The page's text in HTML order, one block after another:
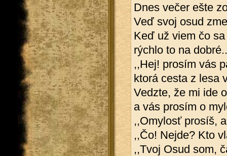
Dnes večer ešte
Veď svoj osud
Keď už viem čo
rýchlo to na
,,Hej! prosím vás
ktorá cesta z lesa
Vedzte, že mi ide
a vás prosím o
,,Omylosť prosíš,
,,Čo! Nejde? Kto
,,Tvoj Osud som,